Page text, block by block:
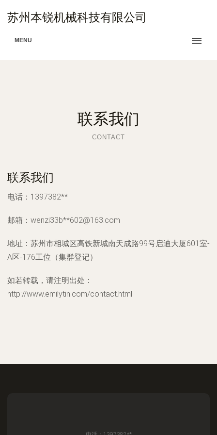
苏州本锐机械科技有限公司
MENU
联系我们
CONTACT
联系我们
电话：1397382**
邮箱：wenzi33b**602@163.com
地址：苏州市相城区高铁新城南天成路99号启迪大厦601室-
A区-176工位（集群登记）
如若转载，请注明出处：
http://www.emilytin.com/contact.html